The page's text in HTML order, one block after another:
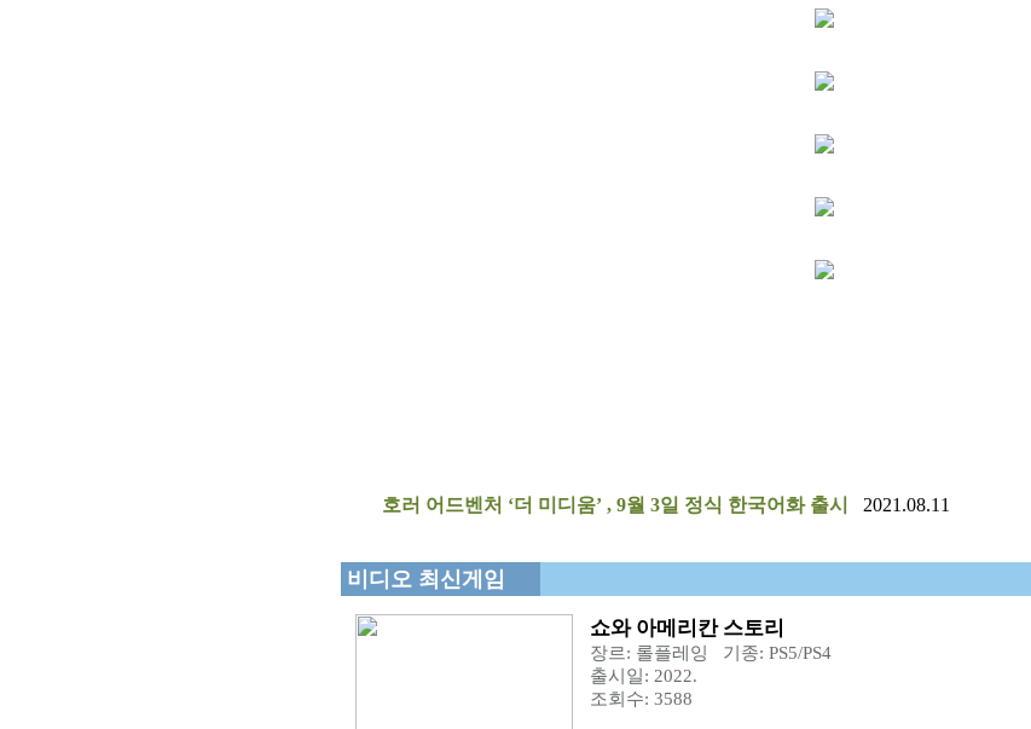
호러 어드벤처 ‘더 미디움’ , 9월 3일 정식 한국어화 출시 2021.08.11
비디오 최신게임
쇼와 아메리칸 스토리
장르: 롤플레잉 기종: PS5/PS4
출시일: 2022.
조회수: 3588